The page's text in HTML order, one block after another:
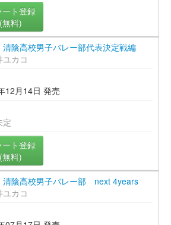
ート登録
(無料)
陰高校男子バレー部代表決定戦編
ユカコ
12月14日 発売
定
ート登録
(無料)
陰高校男子バレー部 next 4years
ユカコ